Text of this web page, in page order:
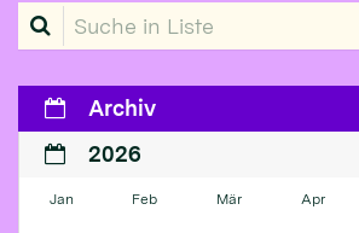
Suche in Liste
Archiv
2026
Jan Feb Mär Apr